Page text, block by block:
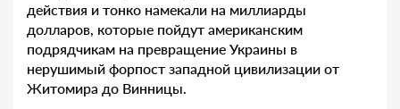
действия и тонко намекали на миллиарды
долларов, которые пойдут американским
подрядчикам на превращение Украины в
нерушимый форпост западной цивилизации от
Житомира до Винницы.